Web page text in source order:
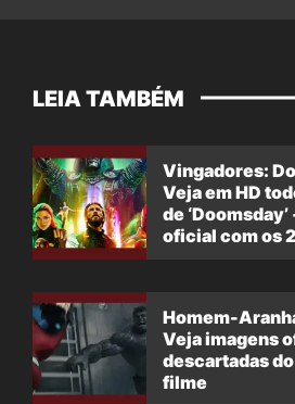
LEIA TAMBÉM
Vingadores:
Veja em HD
de
oficial com os
Homem-
Veja imagens
descartadas
filme